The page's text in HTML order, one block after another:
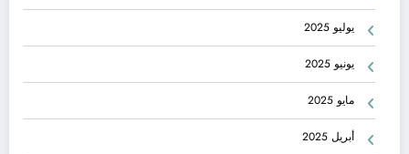
يوليو 2025
يونيو 2025
مايو 2025
أبريل 2025